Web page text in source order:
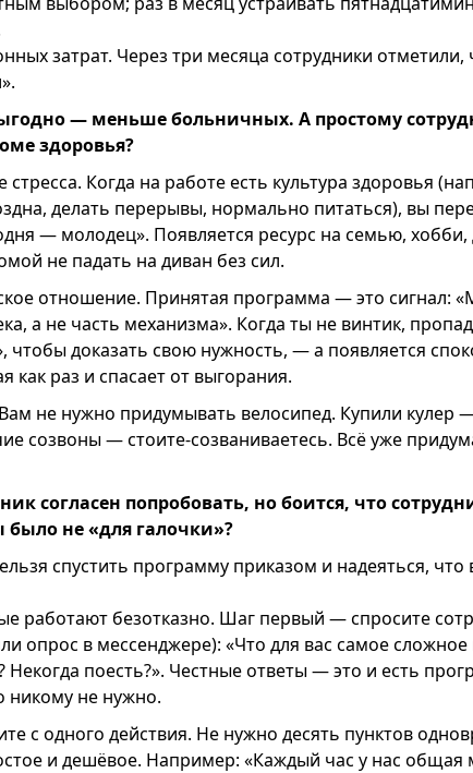
затрат. Через три месяца сотрудники
— меньше больничных. А простому
здоровья?
Когда на работе есть культура здоровья
делать перерывы, нормально питаться), вы
— молодец». Появляется ресурс на семью, хобби,
не падать на диван без сил.
отношение. Принятая программа — это сигнал:
а не часть механизма». Когда ты не винтик,
чтобы доказать свою нужность, — а появляется
как раз и спасает от выгорания.
не нужно придумывать велосипед. Купили кулер
созвоны — стоите-созваниваетесь. Всё уже
согласен попробовать, но боится, что
было не «для галочки»?
спустить программу приказом и надеяться, что
работают безотказно. Шаг первый — спросите
опрос в мессенджере): «Что для вас самое
Некогда поесть?». Честные ответы — это и есть
никому не нужно.
с одного действия. Не нужно десять пунктов
и дешёвое. Например: «Каждый час у нас общая